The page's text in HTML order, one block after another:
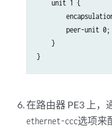
    unit 1 {
        peer-unit 0;
    }
在路由器 PE3 上，
ethernet-ccc选项来